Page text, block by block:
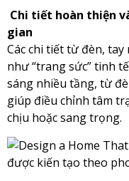
Chi tiết hoàn thiện
gian
Các chi tiết từ đèn,
như “trang sức” tinh
sáng nhiều tầng, từ
giúp điều chỉnh tâm
chịu hoặc sang trọng.